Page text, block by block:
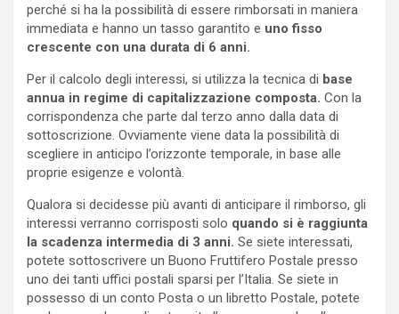
perché si ha la possibilità di essere rimborsati in maniera
immediata e hanno un tasso garantito e uno fisso
crescente con una durata di 6 anni.
Per il calcolo degli interessi, si utilizza la tecnica di base
annua in regime di capitalizzazione composta. Con la
corrispondenza che parte dal terzo anno dalla data di
sottoscrizione. Ovviamente viene data la possibilità di
scegliere in anticipo l’orizzonte temporale, in base alle
proprie esigenze e volontà.
Qualora si decidesse più avanti di anticipare il rimborso, gli
interessi verranno corrisposti solo quando si è raggiunta
la scadenza intermedia di 3 anni. Se siete interessati,
potete sottoscrivere un Buono Fruttifero Postale presso
uno dei tanti uffici postali sparsi per l’Italia. Se siete in
possesso di un conto Posta o un libretto Postale, potete